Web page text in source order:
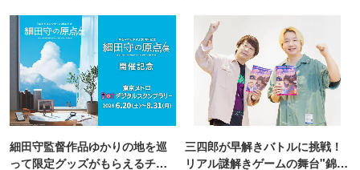
細田守監督作品ゆかりの地を巡
って限定グッズがもらえるチャ
三四郎が早解きバトルに挑戦！
リアル謎解きゲームの舞台"錦糸